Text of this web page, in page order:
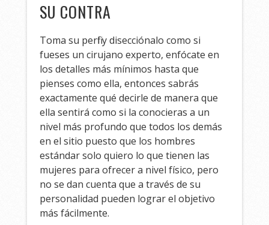
SU CONTRA
Toma su perfil y disecciónalo como si
fueses un cirujano experto, enfócate en
los detalles más mínimos hasta que
pienses como ella, entonces sabrás
exactamente qué decirle de manera que
ella sentirá como si la conocieras a un
nivel más profundo que todos los demás
en el sitio puesto que los hombres
estándar solo quiero lo que tienen las
mujeres para ofrecer a nivel físico, pero
no se dan cuenta que a través de su
personalidad pueden lograr el objetivo
más fácilmente.